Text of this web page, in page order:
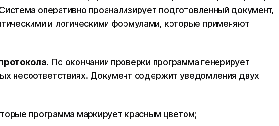
оперативно проанализирует подготовленный документ,
и логическими формулами, которые применяют
По окончании проверки программа генерирует
несоответствиях. Документ содержит уведомления двух
программа маркирует красным цветом;